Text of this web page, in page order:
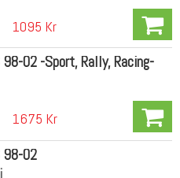
1095 Kr
02 -Sport, Rally, Racing-
1675 Kr
98-02